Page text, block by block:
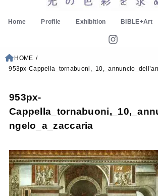
Home Profile Exhibition BIBLE+Art
HOME
953px-
953px-
ngelo_a_zaccaria